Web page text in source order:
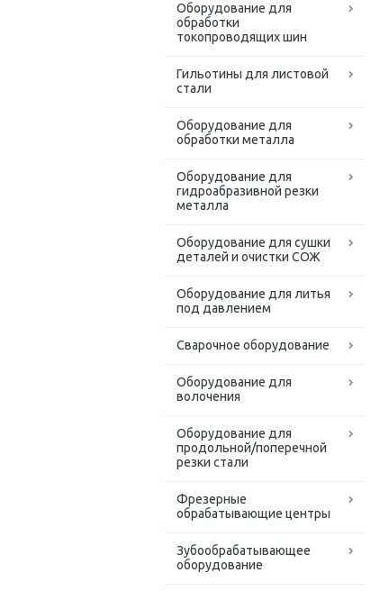
Оборудование для
обработки
токопроводящих шин
Гильотины для листовой
стали
Оборудование для
обработки металла
Оборудование для
гидроабразивной резки
металла
Оборудование для сушки
деталей и очистки СОЖ
Оборудование для литья
под давлением
Сварочное оборудование
Оборудование для
волочения
Оборудование для
продольной/поперечной
резки стали
Фрезерные
обрабатывающие центры
Зубообрабатывающее
оборудование